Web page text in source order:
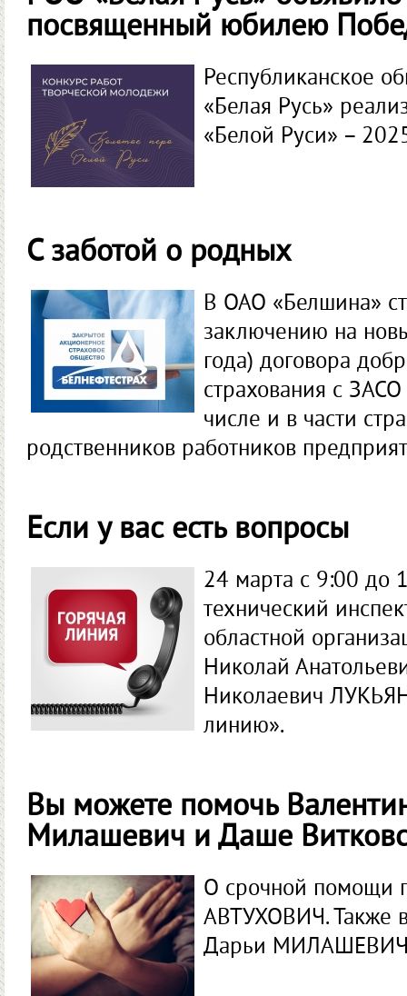
посвященный юбилею
Республиканское
«Белая Русь»
«Белой Руси» –
С заботой о родных
В ОАО «Белшина»
заключению на
года) договора
страхования с
числе и в части
родственников работников
Если у вас есть вопросы
24 марта с 9:00 до
технический
областной
Николай
Николаевич
линию».
Вы можете помочь
Милашевич и Даше
О срочной помощи
АВТУХОВИЧ. Также
Дарьи